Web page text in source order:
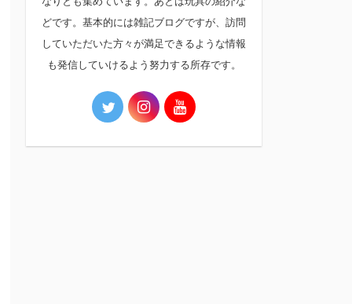
どです。基本的には雑記ブログですが、訪問
していただいた方々が満足できるような情報
も発信していけるよう努力する所存です。